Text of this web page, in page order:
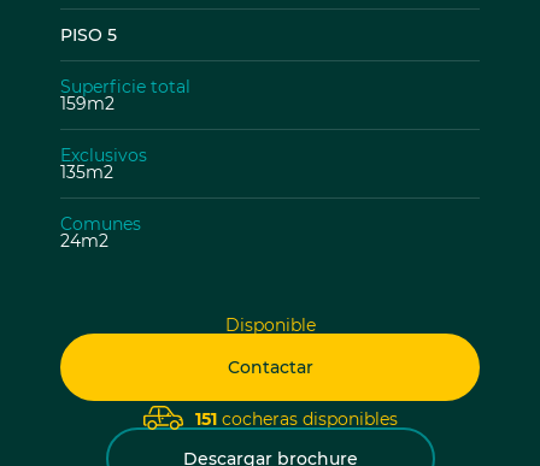
PISO 5
Superficie total
159m2
Exclusivos
135m2
Comunes
24m2
Disponible
Contactar
151cocheras disponibles
Descargar brochure